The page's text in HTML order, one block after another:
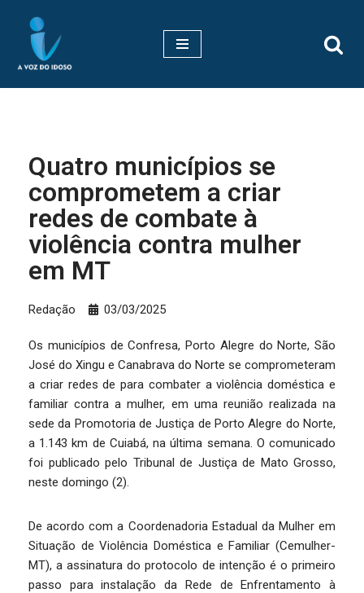
Pular
para
Quatro municípios se
comprometem a criar
redes de combate à
violência contra mulher
em MT
Redação 03/03/2025
Os municípios de Confresa, Porto Alegre do Norte, São
José do Xingu e Canabrava do Norte se comprometeram
a criar redes de para combater a violência doméstica e
familiar contra a mulher, em uma reunião realizada na
sede da Promotoria de Justiça de Porto Alegre do Norte,
a 1.143 km de Cuiabá, na última semana. O comunicado
foi publicado pelo Tribunal de Justiça de Mato Grosso,
neste domingo (2).
De acordo com a Coordenadoria Estadual da Mulher em
Situação de Violência Doméstica e Familiar (Cemulher-
MT), a assinatura do protocolo de intenção é o primeiro
passo para instalação da Rede de Enfrentamento à